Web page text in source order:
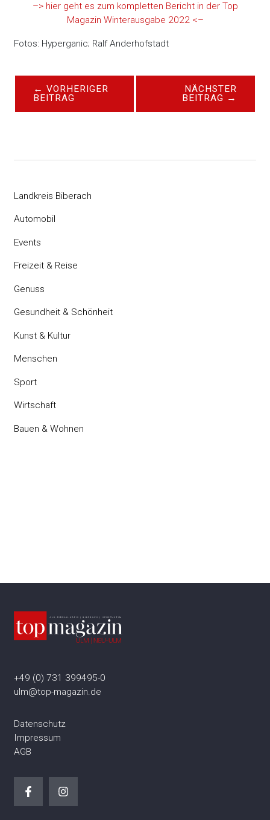
–> hier geht es zum kompletten Bericht in der Top
Magazin Winterausgabe 2022 <–
Fotos: Hyperganic; Ralf Anderhofstadt
← VORHERIGER
BEITRAG
NÄCHSTER
BEITRAG →
Landkreis Biberach
Automobil
Events
Freizeit & Reise
Genuss
Gesundheit & Schönheit
Kunst & Kultur
Menschen
Sport
Wirtschaft
Bauen & Wohnen
+49 (0) 731 399495-0
ulm@top-magazin.de
Datenschutz
Impressum
AGB